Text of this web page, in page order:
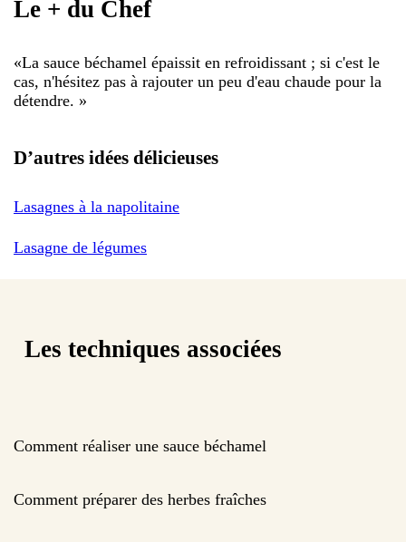
Le + du Chef
«La sauce béchamel épaissit en refroidissant ; si c'est le
cas, n'hésitez pas à rajouter un peu d'eau chaude pour la
détendre. »
D’autres idées délicieuses
Lasagnes à la napolitaine
Lasagne de légumes
Les techniques associées
Comment réaliser une sauce béchamel
Comment préparer des herbes fraîches